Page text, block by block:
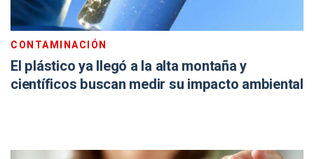
CONTAMINACIÓN
El plástico ya llegó a la alta montaña y
científicos buscan medir su impacto ambiental